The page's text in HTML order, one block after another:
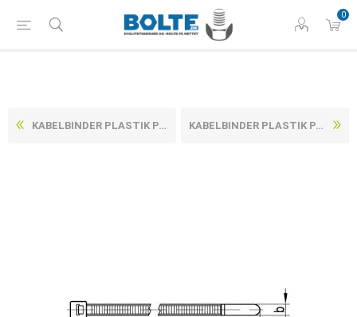
0
KABELBINDER PLASTIK PA6.6 - BREDDE 3,5X285/80 (100 STK) KABELBINDER PLASTIK PA6.6 - BREDDE 4,6X150/35 (100 STK)